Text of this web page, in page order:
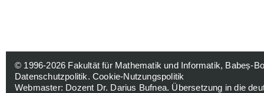
© 1996-2026 Fakultät für Mathematik und Informatik, Babeș-
Datenschutzpolitik.Cookie-Nutzungspolitik
Webmaster: Dozent Dr. Darius Bufnea. Übersetzung in die